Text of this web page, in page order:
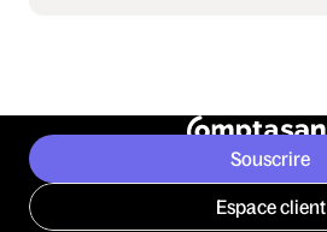
Souscrire
Espace client